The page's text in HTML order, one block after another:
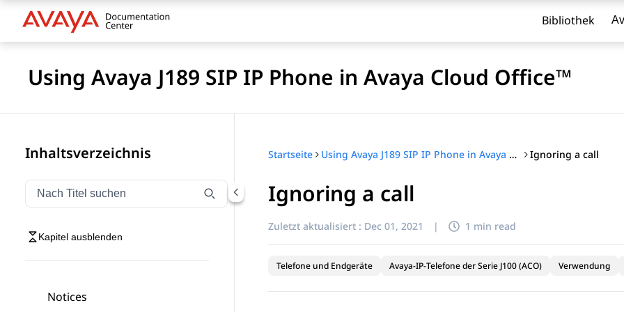
Bibliothek
Using Avaya J189 SIP IP Phone in Avaya Cloud Office™
Inhaltsverzeichnis
Navigation nach Titel filtern
Geben Sie Text ein, um Navigationselemente nach Titel zu filtern.
Kapitel ausblenden
Notices
Startseite Using Avaya J189 SIP IP Phone in Avaya Cloud Office™ Ignoring a call
Ignoring a call
Zuletzt aktualisiert : Dec 01, 2021 | 1 min read
Telefone und Endgeräte Avaya-IP-Telefone der Serie J100 (ACO) Verwendung